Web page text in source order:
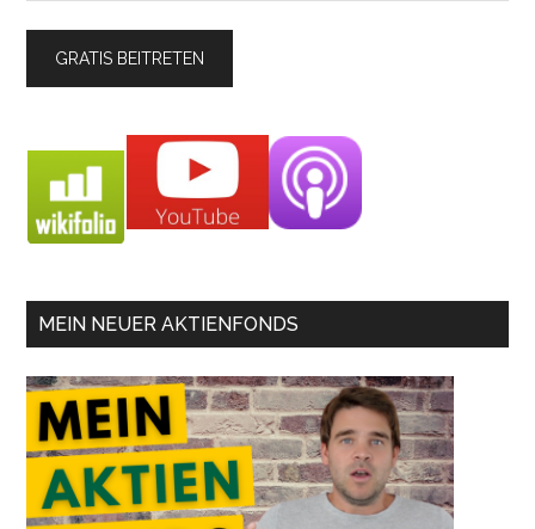
MEIN NEUER AKTIENFONDS